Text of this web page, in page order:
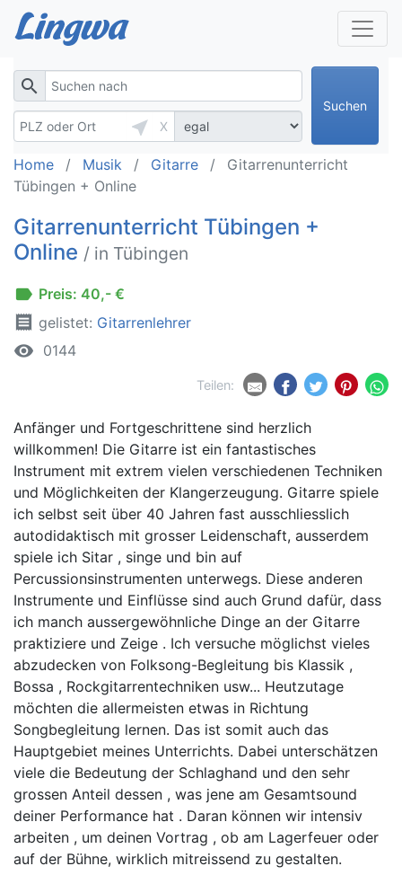
search
near_me
X
Suchen
Home Musik Gitarre
Gitarrenunterricht
Tübingen + Online
Gitarrenunterricht Tübingen +
Online / in Tübingen
label Preis: 40,- €
receipt gelistet: Gitarrenlehrer
remove_red_eye 0144
Teilen:
Anfänger und Fortgeschrittene sind herzlich
willkommen! Die Gitarre ist ein fantastisches
Instrument mit extrem vielen verschiedenen Techniken
und Möglichkeiten der Klangerzeugung. Gitarre spiele
ich selbst seit über 40 Jahren fast ausschliesslich
autodidaktisch mit grosser Leidenschaft, ausserdem
spiele ich Sitar , singe und bin auf
Percussionsinstrumenten unterwegs. Diese anderen
Instrumente und Einflüsse sind auch Grund dafür, dass
ich manch aussergewöhnliche Dinge an der Gitarre
praktiziere und Zeige . Ich versuche möglichst vieles
abzudecken von Folksong-Begleitung bis Klassik ,
Bossa , Rockgitarrentechniken usw... Heutzutage
möchten die allermeisten etwas in Richtung
Songbegleitung lernen. Das ist somit auch das
Hauptgebiet meines Unterrichts. Dabei unterschätzen
viele die Bedeutung der Schlaghand und den sehr
grossen Anteil dessen , was jene am Gesamtsound
deiner Performance hat . Daran können wir intensiv
arbeiten , um deinen Vortrag , ob am Lagerfeuer oder
auf der Bühne, wirklich mitreissend zu gestalten.